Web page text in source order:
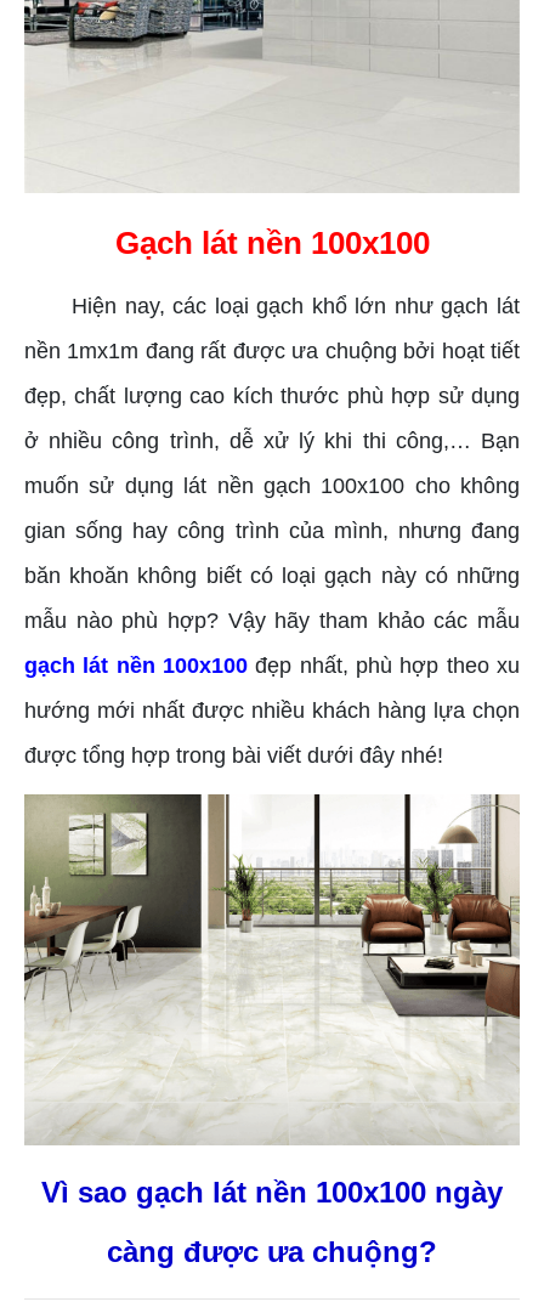
Gạch lát nền 100x100
Hiện nay, các loại gạch khổ lớn như gạch lát
nền 1mx1m đang rất được ưa chuộng bởi hoạt tiết
đẹp, chất lượng cao kích thước phù hợp sử dụng
ở nhiều công trình, dễ xử lý khi thi công,… Bạn
muốn sử dụng lát nền gạch 100x100 cho không
gian sống hay công trình của mình, nhưng đang
băn khoăn không biết có loại gạch này có những
mẫu nào phù hợp? Vậy hãy tham khảo các mẫu
gạch lát nền 100x100 đẹp nhất, phù hợp theo xu
hướng mới nhất được nhiều khách hàng lựa chọn
được tổng hợp trong bài viết dưới đây nhé!
Vì sao gạch lát nền 100x100 ngày
càng được ưa chuộng?